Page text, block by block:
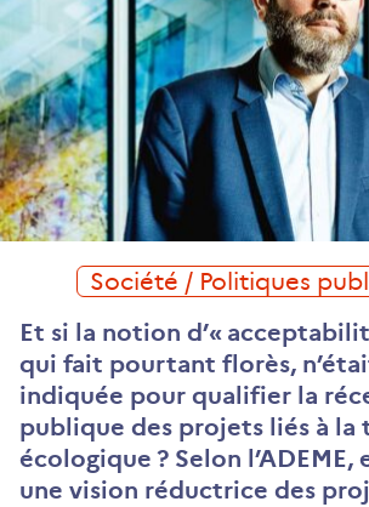
Société / Politiques
Et si la notion d’«
qui fait pourtant florès,
indiquée pour qualifier la
publique des projets liés à la
écologique ? Selon
une vision réductrice des